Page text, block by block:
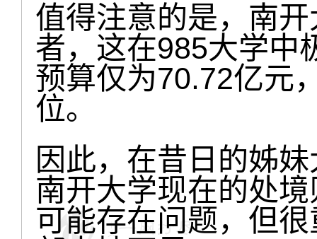
值得注意的是，南
者，这在985大学中
预算仅为70.72亿元
位。
因此，在昔日的姊
南开大学现在的处
可能存在问题，但